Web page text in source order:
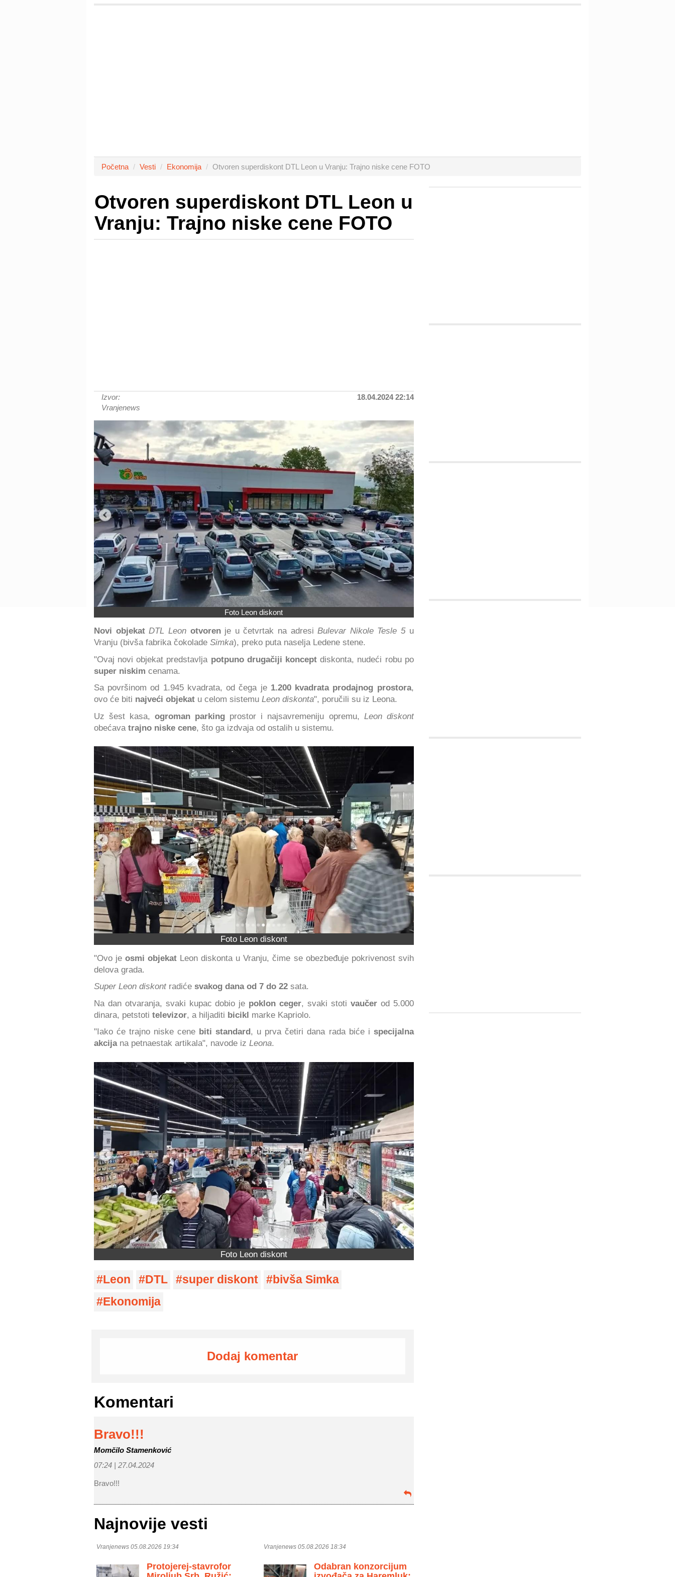
Početna Vesti Ekonomija Otvoren superdiskont DTL Leon u Vranju: Trajno niske cene FOTO
Otvoren superdiskont DTL Leon u
Vranju: Trajno niske cene FOTO
Izvor:
Vranjenews
18.04.2024 22:14
Foto Leon diskont
Novi objekat DTL Leon otvoren je u četvrtak na adresiBulevar Nikole Tesle 5 u
Vranju (bivša fabrika čokolade Simka), preko puta naselja Ledene stene.
"Ovaj novi objekat predstavlja potpuno drugačiji koncept diskonta, nudeći robu po
super niskim cenama.
Sa površinom od 1.945 kvadrata, od čega je 1.200 kvadrata prodajnog prostora,
ovo će biti najveći objekat u celom sistemu Leon diskonta", poručili su iz Leona.
Uz šest kasa, ogroman parking prostor i najsavremeniju opremu, Leon diskont
obećava trajno niske cene, što ga izdvaja od ostalih u sistemu.
Foto Leon diskont
"Ovo jeosmi objekat Leon diskonta u Vranju, čime se obezbeđuje pokrivenost svih
delova grada.
Super Leon diskontradiće svakog dana od 7 do 22 sata.
Na dan otvaranja, svaki kupac dobio je poklon ceger, svaki stoti vaučerod 5.000
dinara, petstoti televizor, a hiljaditi bicikl marke Kapriolo.
"Iako će trajno niske cene biti standard, u prva četiri dana rada biće i specijalna
akcijana petnaestak artikala", navode iz Leona.
Foto Leon diskont
Leon DTL super diskont
bivša Simka
Ekonomija
Dodaj komentar
Komentari
Bravo!!!
Momčilo Stamenković
07:24 | 27.04.2024
Bravo!!!
Najnovije vesti
Vranjenews 05.08.2026 19:34
Protojerej-stavrofor
Vranjenews 05.08.2026 18:34
Odabran konzorcijum